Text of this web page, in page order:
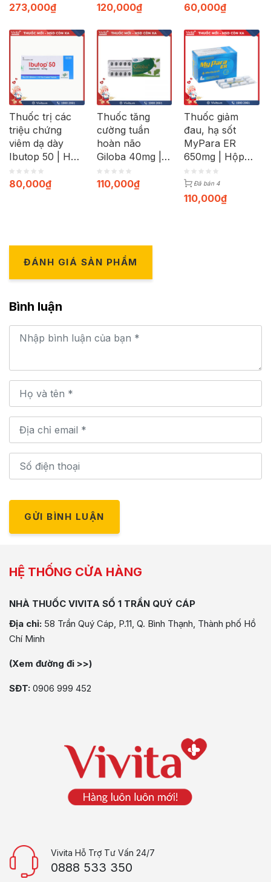
273,000₫ 120,000₫
60,000₫
Thuốc trị các
triệu chứng
viêm dạ dày
Ibutop 50 | Hộp
20 viên
80,000₫
Thuốc tăng
cường tuần
hoàn não
Giloba 40mg |
Hộp 30 viên
110,000₫
Thuốc giảm
đau, hạ sốt
MyPara ER
650mg | Hộp
100 viên
Đã bán 4
110,000₫
ĐÁNH GIÁ SẢN PHẨM
Bình luận
GỬI BÌNH LUẬN
HỆ THỐNG CỬA HÀNG
NHÀ THUỐC VIVITA SỐ 1 TRẦN QUÝ CÁP
Địa chỉ: 58 Trần Quý Cáp, P.11, Q. Bình Thạnh, Thành phố Hồ
Chí Minh
(Xem đường đi >>)
SĐT: 0906 999 452
Vivita Hỗ Trợ Tư Vấn 24/7
0888 533 350